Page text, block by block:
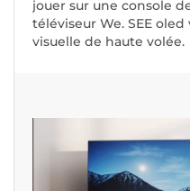
jouer sur une console
téléviseur We. SEE
visuelle de haute volée.